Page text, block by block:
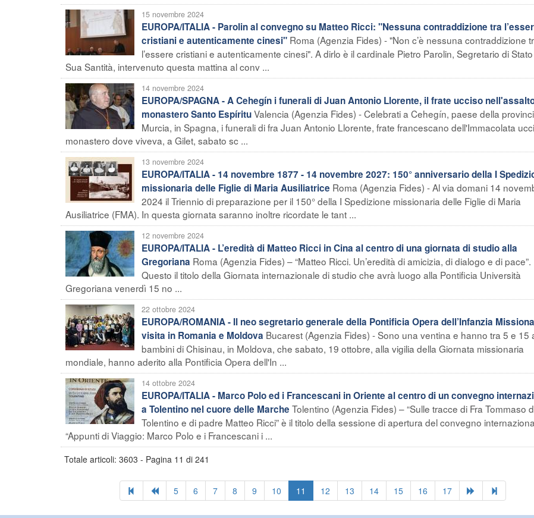
15 novembre 2024
EUROPA/ITALIA - Parolin al convegno su Matteo Ricci: "Nessuna contraddizione tra
cristiani e autenticamente cinesi" Roma (Agenzia Fides) - "Non c’è nessuna contraddizione
l’essere cristiani e autenticamente cinesi". A dirlo è il cardinale Pietro Parolin, Segretario di
Sua Santità, intervenuto questa mattina al conv ...
14 novembre 2024
EUROPA/SPAGNA - A Cehegín i funerali di Juan Antonio Llorente, il frate ucciso
monastero Santo EspírituValencia (Agenzia Fides) - Celebrati a Cehegín, paese della
Murcia, in Spagna, i funerali di fra Juan Antonio Llorente, frate francescano dell'Immacolata
monastero dove viveva, a Gilet, sabato sc ...
13 novembre 2024
EUROPA/ITALIA - 14 novembre 1877 - 14 novembre 2027: 150° anniversario della I
missionaria delle Figlie di Maria Ausiliatrice Roma (Agenzia Fides) - Al via domani 14
2024 il Triennio di preparazione per il 150° della I Spedizione missionaria delle Figlie di Maria
Ausiliatrice (FMA). In questa giornata saranno inoltre ricordate le tant ...
12 novembre 2024
EUROPA/ITALIA - L’eredità di Matteo Ricci in Cina al centro di una giornata di studio alla
Gregoriana Roma (Agenzia Fides) – “Matteo Ricci. Un’eredità di amicizia, di dialogo e di pace”.
Questo il titolo della Giornata internazionale di studio che avrà luogo alla Pontificia Università
Gregoriana venerdì 15 no ...
22 ottobre 2024
EUROPA/ROMANIA - Il neo segretario generale della Pontificia Opera dell’Infanzia
visita in Romania e Moldova Bucarest (Agenzia Fides) - Sono una ventina e hanno tra 5 e 15
bambini di Chisinau, in Moldova, che sabato, 19 ottobre, alla vigilia della Giornata missionaria
mondiale, hanno aderito alla Pontificia Opera dell'In ...
14 ottobre 2024
EUROPA/ITALIA - Marco Polo ed i Francescani in Oriente al centro di un convegno
a Tolentino nel cuore delle Marche Tolentino (Agenzia Fides) – “Sulle tracce di Fra Tommaso
Tolentino e di padre Matteo Ricci” è il titolo della sessione di apertura del convegno
“Appunti di Viaggio: Marco Polo e i Francescani i ...
Totale articoli: 3603 - Pagina 11 di 241
5 6 7 8 9 10 11 12 13 14 15 16 17